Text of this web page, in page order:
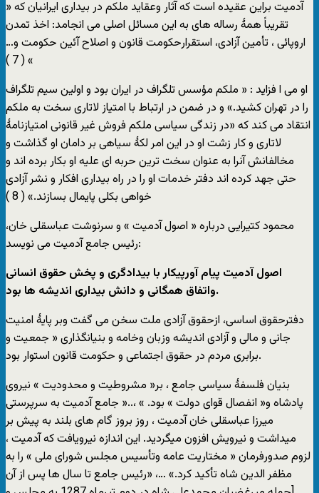
آدمیت براین عقیده است که آثار وعقاید ملکم در بیداری ایرانیان که «
تقریباً همۀ رساله های به این مسائل اصلی می انجامد: اخذ تمدن
اروپائی ، تأمین آزادی، استقرارحکومت قانون و اصلاح آئین حکومت و…
» ( 7 )
او می ا فزاید : « ملکم مؤسس تلگراف در ایران بود و اولین سیم تلگراف
را در تهران کشید.» و در ضمن در ارتباط با امتیاز لاتاری سخت به ملکم
انتقاد می کند که «در زندگی سیاسی ملکم فروش غیر قانونی امتیازنامۀ
لاتاری و کار زشت او در این امر لکۀ سیاهی بر دامان او گذاشت و
مخالفانش آنرا به عنوان سخت ترین حربه ای علیه او بکار برده اند و
حتی جهد کرده اند دفتر خدمات او را در راه بیداری افکار و نشر آزادی
خواهی بکلی پایمال بسازند.» ( 8 )
محمود کتیرایی درباره « اصول آدمیت » و سرنوشت عباسقلی خان،
رئیس جامع آدمیت می نویسد:
اصول آدمیت پیام آورپیکار با بیدادگری و پخش حقوق انسانی
واتفاق همگانی و دانش بیداری اندیشه ها بود.
دفترحقوق اساسی، ازحقوق آزادی ملت سخن می گفت وبر پایۀ امنیت
جانی و مالی و آزادی اندیشه وزبان وخامه و بنیانگذاری « جمعیت و
برابری مردم در حقوق اجتماعی و حکومت قانون استوار بود.
بنیان فلسفۀ سیاسی جامع ، بر« مشروطیت و محدودیت » نیروی
پادشاه و« انفصال قوای دولت » بود. » ،..« جامع آدمیت به سرپرستی
میرزا عباسقلی خان آدمیت ، روز بروز گام های بلند به پیش بر
میداشت و نیرویش افزون میگردید. این اندازه نیرویافت که آدمیت ،
لزوم صدورفرمان « مختاریت عامه وتأسیس مجلس شورای ملی » را به
مظفر الدین شاه تأکید کرد.» …، «رئیس جامع تا سال ها پس از آن